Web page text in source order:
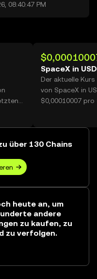
08:40:47 PM
SpaceX in USD
Der aktuelle
von SpaceX in
$0,00010007 pro
über 130 Chains
heute an, um
andere
zu kaufen, zu
zu verfolgen.